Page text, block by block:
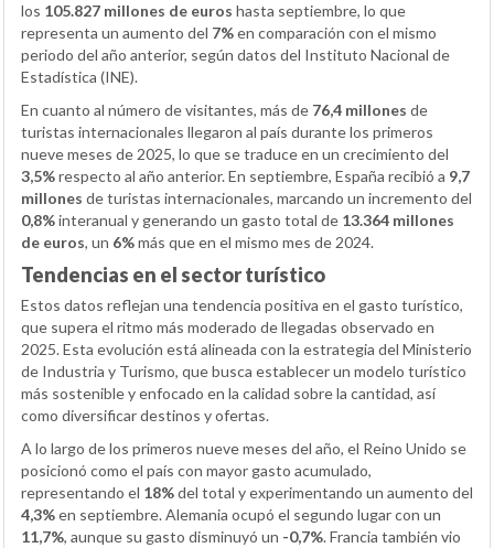
los 105.827 millones de euros hasta septiembre, lo que
representa un aumento del 7%en comparación con el mismo
periodo del año anterior, según datos del Instituto Nacional de
Estadística (INE).
En cuanto al número de visitantes, más de 76,4 millones de
turistas internacionales llegaron al país durante los primeros
nueve meses de 2025, lo que se traduce en un crecimiento del
3,5%respecto al año anterior. En septiembre, España recibió a 9,7
millones de turistas internacionales, marcando un incremento del
0,8%interanual y generando un gasto total de 13.364 millones
de euros, un 6%más que en el mismo mes de 2024.
Tendencias en el sector turístico
Estos datos reflejan una tendencia positiva en el gasto turístico,
que supera el ritmo más moderado de llegadas observado en
2025. Esta evolución está alineada con la estrategia del Ministerio
de Industria y Turismo, que busca establecer un modelo turístico
más sostenible y enfocado en la calidad sobre la cantidad, así
como diversificar destinos y ofertas.
A lo largo de los primeros nueve meses del año, el Reino Unido se
posicionó como el país con mayor gasto acumulado,
representando el 18%del total y experimentando un aumento del
4,3%en septiembre. Alemania ocupó el segundo lugar con un
11,7%, aunque su gasto disminuyó un -0,7%. Francia también vio